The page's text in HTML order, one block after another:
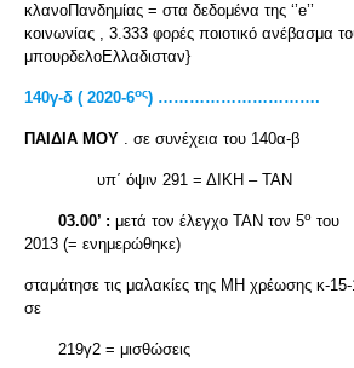
κλανοΠανδημίας = στα δεδομένα της ‘’e’’
κοινωνίας , 3.333 φορές ποιοτικό ανέβασμα
μπουρδελοΕλλαδισταν}
140γ-δ ( 2020-6ος) ………………………….
ΠΑΙΔΙΑ ΜΟΥ . σε συνέχεια του 140α-β
υπ΄ όψιν 291 = ΔΙΚΗ – ΤΑΝ
03.00’ : μετά τον έλεγχο ΤΑΝ τον 5ο του
2013 (= ενημερώθηκε)
σταμάτησε τις μαλακίες της ΜΗ χρέωσης κ-
σε
219γ2 = μισθώσεις